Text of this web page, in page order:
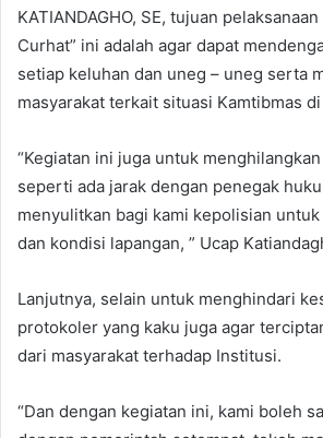
KATIANDAGHO, SE, tujuan
Curhat” ini adalah agar dapat
setiap keluhan dan uneg – uneg serta
masyarakat terkait situasi Kamtibmas
“Kegiatan ini juga untuk
seperti ada jarak dengan penegak
menyulitkan bagi kami kepolisian
dan kondisi lapangan, ” Ucap
Lanjutnya, selain untuk menghindari
protokoler yang kaku juga agar
dari masyarakat terhadap Institusi.
“Dan dengan kegiatan ini, kami boleh